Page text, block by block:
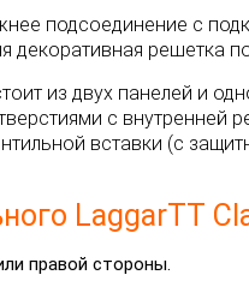
подсоединение с
декоративная решетка
из двух панелей и
с внутренней
вставки (с
LaggarTT
правой стороны.